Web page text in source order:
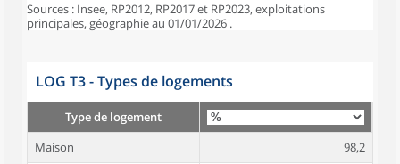
Sources : Insee, RP2012, RP2017 et RP2023, exploitations
principales, géographie au 01/01/2026 .
LOG T3 - Types de logements
Type de logement
Maison
98,2